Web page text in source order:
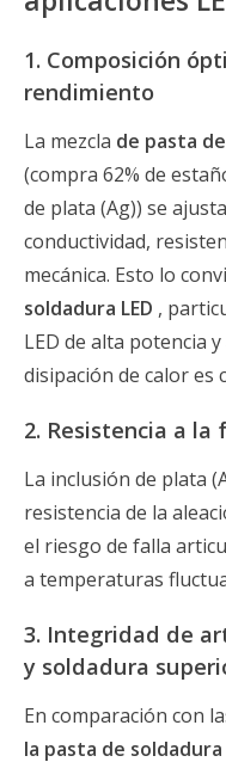
1. Composición
rendimiento
La mezcla de pasta
(compra 62% de
de plata (Ag)) se
conductividad,
mecánica. Esto lo
soldadura LED ,
LED de alta potencia
disipación de calor es
2. Resistencia a
La inclusión de plata
resistencia de la
el riesgo de falla
a temperaturas
3. Integridad de
y soldadura
En comparación con
la pasta de soldadura